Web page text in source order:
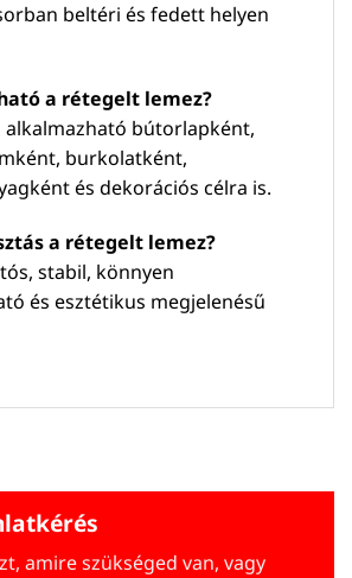
beltéri és fedett helyen
a rétegelt lemez?
alkalmazható bútorlapként,
burkolatként,
és dekorációs célra is.
a rétegelt lemez?
stabil, könnyen
és esztétikus megjelenésű
amire szükséged van, vagy